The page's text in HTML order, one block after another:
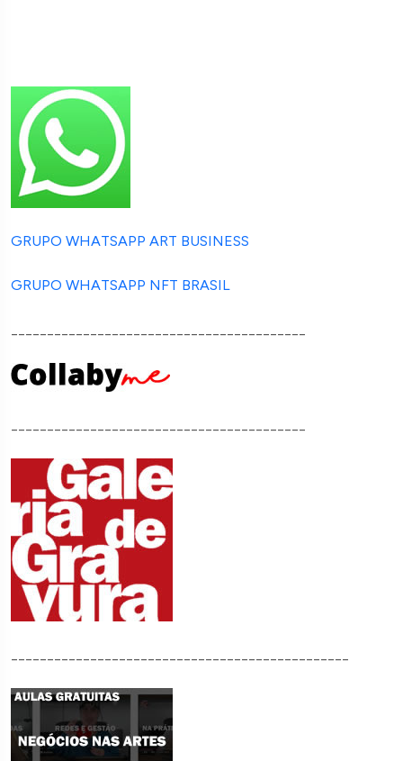
GRUPO WHATSAPP ART BUSINESS
GRUPO WHATSAPP NFT BRASIL